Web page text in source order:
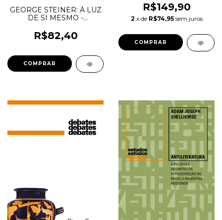
GEORGE STEINER: À LUZ
DE SI MESMO -
R$82,40
Teatro Ídiche - Jacó
Guinsburg
R$149,90
2 x de R$74,95 sem juros